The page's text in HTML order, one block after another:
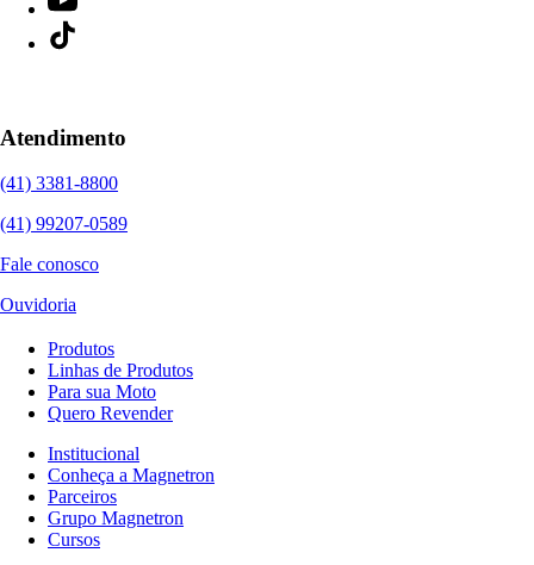
Atendimento
(41) 3381-8800
(41) 99207-0589
Fale conosco
Ouvidoria
Produtos
Linhas de Produtos
Para sua Moto
Quero Revender
Institucional
Conheça a Magnetron
Parceiros
Grupo Magnetron
Cursos